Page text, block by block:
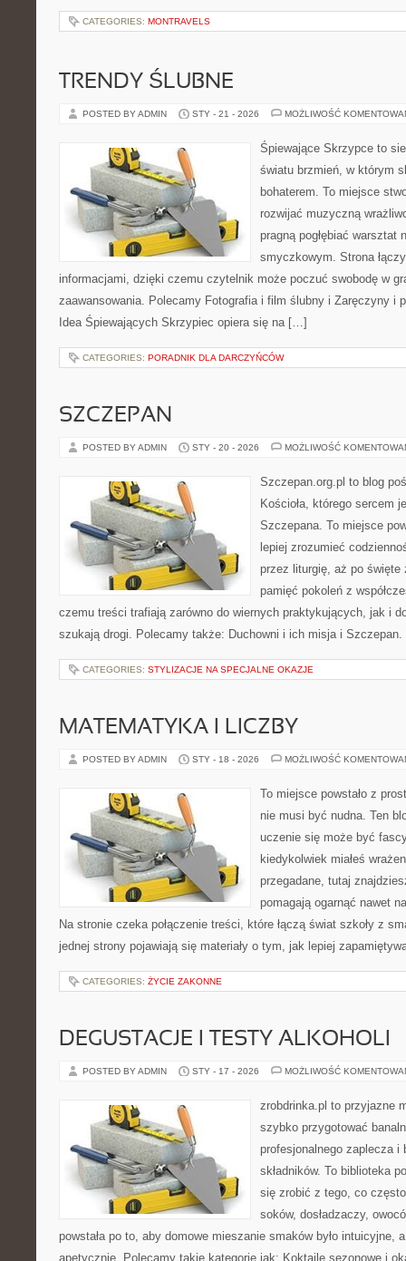
CATEGORIES: MONTRAVELS
TRENDY ŚLUBNE
POSTED BY ADMIN STY - 21 - 2026 MOŻLIWOŚĆ
Śpiewające Skrzypce to
światu brzmień, w którym
bohaterem. To miejsce
rozwijać muzyczną
pragną pogłębiać warsztat
smyczkowym. Strona
informacjami, dzięki czemu czytelnik może poczuć swobodę w
zaawansowania. Polecamy Fotografia i film ślubny i Zaręczyny i
Idea Śpiewających Skrzypiec opiera się na […]
CATEGORIES: PORADNIK DLA DARCZYŃCÓW
SZCZEPAN
POSTED BY ADMIN STY - 20 - 2026 MOŻLIWOŚĆ
Szczepan.org.pl to blog
Kościoła, którego sercem
Szczepana. To miejsce
lepiej zrozumieć
przez liturgię, aż po święte
pamięć pokoleń z
czemu treści trafiają zarówno do wiernych praktykujących, jak i
szukają drogi. Polecamy także: Duchowni i ich misja i
CATEGORIES: STYLIZACJE NA SPECJALNE OKAZJE
MATEMATYKA I LICZBY
POSTED BY ADMIN STY - 18 - 2026 MOŻLIWOŚĆ
To miejsce powstało z
nie musi być nudna. Ten
uczenie się może być
kiedykolwiek miałeś
przegadane, tutaj
pomagają ogarnąć nawet
Na stronie czeka połączenie treści, które łączą świat szkoły z
jednej strony pojawiają się materiały o tym, jak lepiej
CATEGORIES: ŻYCIE ZAKONNE
DEGUSTACJE I TESTY ALKOHOLI
POSTED BY ADMIN STY - 17 - 2026 MOŻLIWOŚĆ
zrobdrinka.pl to przyjazne
szybko przygotować
profesjonalnego zaplecza i
składników. To biblioteka
się zrobić z tego, co
soków, dosładzaczy,
powstała po to, aby domowe mieszanie smaków było intuicyjne,
apetycznie. Polecamy takie kategorie jak: Koktajle sezonowe i